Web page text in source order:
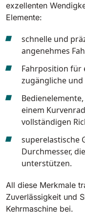
E55
530
610
E71
710
E81
Tigra
Rider
1200
Rider Lift
1400
Magnum
1570
exzellenten
Elemente:
schnelle und
angenehmes
Fahrposition für
zugängliche
einem
vollständigen
superelastische
Durchmesser,
unterstützen.
All diese Merkmale
Zuverlässigkeit und
Kehrmaschine bei.